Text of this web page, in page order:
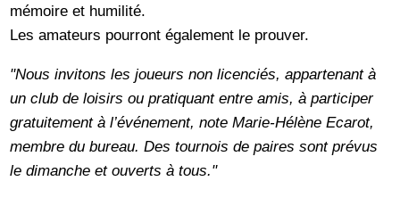
mémoire et humilité.
Les amateurs pourront également le prouver.
"Nous invitons les joueurs non licenciés, appartenant à
un club de loisirs ou pratiquant entre amis, à participer
gratuitement à l’événement, note Marie-Hélène Ecarot,
membre du bureau. Des tournois de paires sont prévus
le dimanche et ouverts à tous."